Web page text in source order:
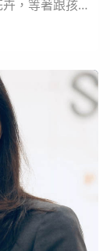
，等著跟孩子
家庭教育的
餐桌上的親子
崇正的爺爺是
園開...